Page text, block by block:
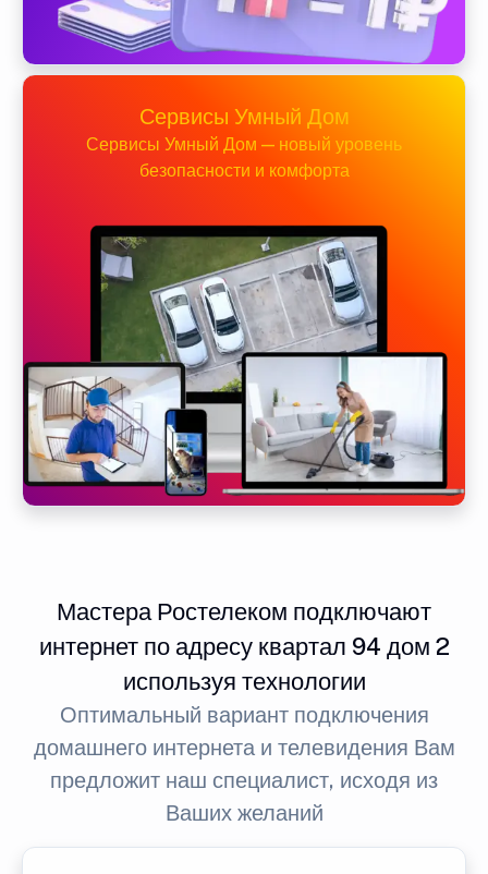
Сервисы Умный Дом
Сервисы Умный Дом — новый уровень
безопасности и комфорта
Мастера Ростелеком подключают
интернет по адресу квартал 94 дом 2
используя технологии
Оптимальный вариант подключения
домашнего интернета и телевидения Вам
предложит наш специалист, исходя из
Ваших желаний